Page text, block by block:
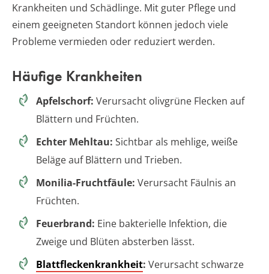
Krankheiten und Schädlinge. Mit guter Pflege und
einem geeigneten Standort können jedoch viele
Probleme vermieden oder reduziert werden.
Häufige Krankheiten
Apfelschorf: Verursacht olivgrüne Flecken auf
Blättern und Früchten.
Echter Mehltau: Sichtbar als mehlige, weiße
Beläge auf Blättern und Trieben.
Monilia-Fruchtfäule: Verursacht Fäulnis an
Früchten.
Feuerbrand: Eine bakterielle Infektion, die
Zweige und Blüten absterben lässt.
Blattfleckenkrankheit: Verursacht schwarze